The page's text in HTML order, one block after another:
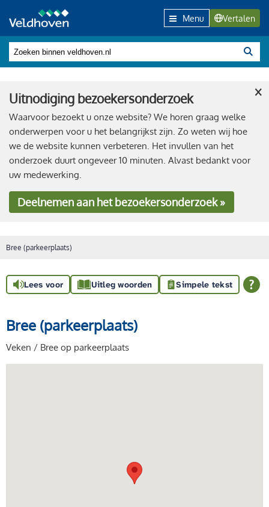
Menu Vertalen
Uitnodiging bezoekersonderzoek
Waarvoor bezoekt u onze website? We horen graag welke
onderwerpen voor u het belangrijkst zijn. Zo weten wij hoe
we de website kunnen verbeteren. Het invullen van het
onderzoek duurt ongeveer 10 minuten. Alvast bedankt voor
uw medewerking.
Deelnemenaan het bezoekersonderzoek »
×
Bree (parkeerplaats)
Lees voor Uitleg woorden Simpele tekst
Bree (parkeerplaats)
Veken / Bree op parkeerplaats